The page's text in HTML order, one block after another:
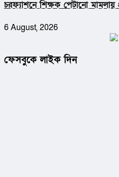
চরফ্যাশনে শিক্ষক পেটানো
6 August, 2026
ফেসবুকে লাইক দিন